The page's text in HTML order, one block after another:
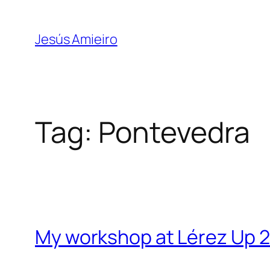
content
Jesús Amieiro
Tag: Pontevedra
My workshop at Lérez Up